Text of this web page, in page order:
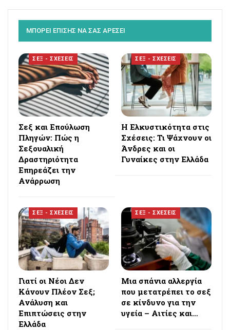
ΜΠΟΡΕΙ ΕΠΙΣΗΣ ΝΑ ΣΑΣ ΑΡΕΣΕΙ
ΣΕΞ - ΣΧΕΣΕΙΣ
Σεξ και Επούλωση
Πληγών: Πώς η
Σεξουαλική
Δραστηριότητα
Επηρεάζει την
Ανάρρωση
ΣΕΞ - ΣΧΕΣΕΙΣ
Η Ελκυστικότητα στις
Σχέσεις: Τι Ψάχνουν οι
Άνδρες και οι
Γυναίκες στην Ελλάδα
ΣΕΞ - ΣΧΕΣΕΙΣ
Γιατί οι Νέοι Δεν
Κάνουν Πλέον Σεξ;
Ανάλυση και
Επιπτώσεις στην
Ελλάδα
ΣΕΞ - ΣΧΕΣΕΙΣ
Μια σπάνια αλλεργία
που μετατρέπει το σεξ
σε κίνδυνο για την
υγεία – Αιτίες και…